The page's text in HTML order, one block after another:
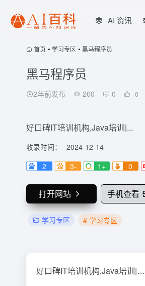
AI 资讯
首页 • 学习专区 • 黑马程序员
黑马程序员
2年前发布 260 0 0
好口碑IT培训机构,Java培训|...
收录时间：
2024-12-14
2
3- 1+ 0
打开网站 手机查看
学习专区 # 学习专区
好口碑IT培训机构,Java培训|…